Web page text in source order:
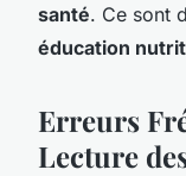
santé. Ce sont
éducation
Erreurs
Lecture